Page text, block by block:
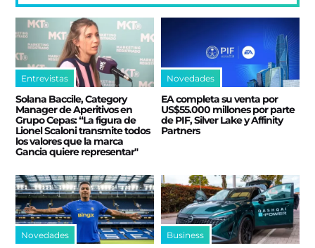
Entrevistas
Solana Baccile, Category
Manager de Aperitivos en
Grupo Cepas: “La figura de
Lionel Scaloni transmite todos
los valores que la marca
Gancia quiere representar"
Novedades
EA completa su venta por
US$55.000 millones por parte
de PIF, Silver Lake y Affinity
Partners
Novedades Business